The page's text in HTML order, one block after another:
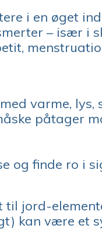
i en øget
– især i
varme, lys,
påtager
finde ro i
til jord-
kan være et